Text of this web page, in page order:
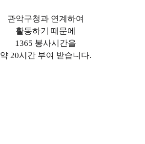
관악구청과 연계하여
활동하기 때문에
1365 봉사시간을
약 20시간 부여 받습니다.